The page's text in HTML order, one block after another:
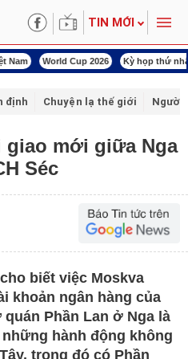
TIN MỚI
Nam World Cup 2026 Kỳ họp thứ
định Chuyện lạ thế giới Người
giao mới giữa Nga
Séc
biết việc Moskva
khoản ngân hàng của
Phần Lan ở Nga là
hành động không
trong đó có Phần